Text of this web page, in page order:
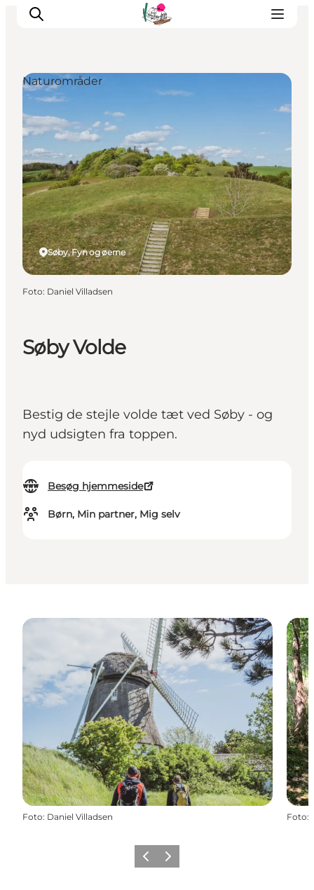
Oplevelser
Café & butik
Geopark Besøgscenter
Om Søbygaard
Det sker
Søby Volde
Bestig de stejle volde tæt ved Søby - og
nyd udsigten fra toppen.
Besøg hjemmeside
Børn, Min partner, Mig selv
Søby, Fyn og øerne
Naturområder
Foto: Daniel Villadsen
Foto: Daniel Villadsen Foto:
ForrigeNæste